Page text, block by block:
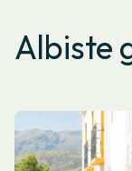
Albiste